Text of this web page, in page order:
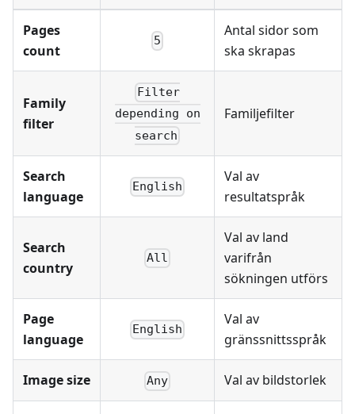
Pages
count
5
Antal sidor som
ska skrapas
Family
filter
Filter
depending on
search
Familjefilter
Search
language
English
Val av
resultatspråk
Search
country
All
Val av land
varifrån
sökningen utförs
Page
language
English
Val av
gränssnittsspråk
Image size Any Val av bildstorlek